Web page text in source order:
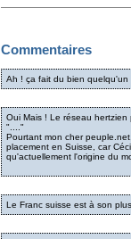
Commentaires
Ah ! ça fait du bien quelqu'un
Oui Mais ! Le réseau hertzien
"...."
Pourtant mon cher
placement en Suisse, car
qu'actuellement l'origine du
Le Franc suisse est à son